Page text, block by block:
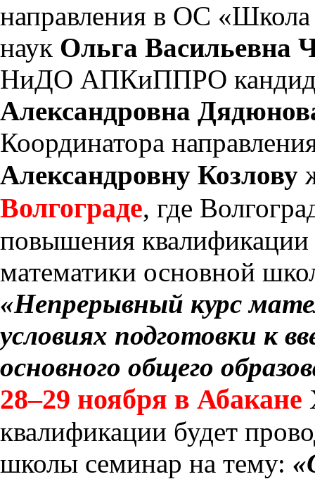
направления в ОС «Школа
наук Ольга Васильевна
НиДО АПКиППРО
Александровна
Координатора
Александровну Козлову
Волгограде, где
повышения квалификации
математики основной
«Непрерывный курс
условиях подготовки к
основного общего
28–29 ноября в Абакане
квалификации будет
школы семинар на тему: